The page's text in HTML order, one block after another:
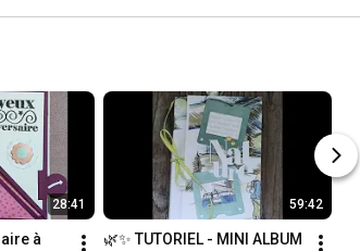
28:41
à
59:42
🌿✨ TUTORIEL - MINI ALBUM